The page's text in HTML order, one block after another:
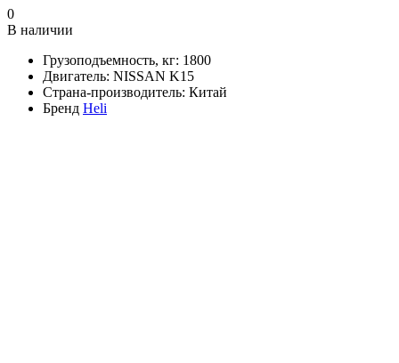
0
В наличии
Грузоподъемность, кг: 1800
Двигатель: NISSAN K15
Страна-производитель: Китай
Бренд Heli